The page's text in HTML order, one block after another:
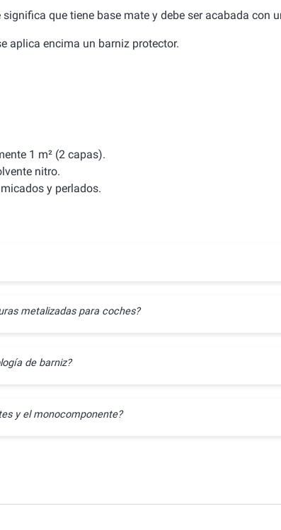
significa que tiene base mate y debe ser acabada con
aplica encima un barniz protector.
1 m² (2 capas).
nitro.
y perlados.
metalizadas para coches?
de barniz?
y el monocomponente?